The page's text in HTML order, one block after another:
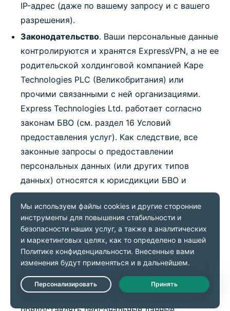
IP-адрес (даже по вашему запросу и с вашего
разрешения).
Законодательство. Ваши персональные данные
контролируются и хранятся ExpressVPN, а не ее
родительской холдинговой компанией Kape
Technologies PLC (Великобритания) или
прочими связанными с ней организациями.
Express Technologies Ltd. работает согласно
законам БВО (см. раздел 16 Условий
предоставления услуг). Как следствие, все
законные запросы о предоставлении
персональных данных (или других типов
данных) относятся к юрисдикции БВО и
рассматриваются согласно законодательству
БВО. Мы будем самым активным образом
отстаивать свои права и права наших
пользователей, если столкнемся с попыткой
обойти защиту конфиденциальности,
предусмотренную БВО. Родительские, дочерние
или иные связанные с компанией организации
не могут добровольно или по принуждению
Live Chat